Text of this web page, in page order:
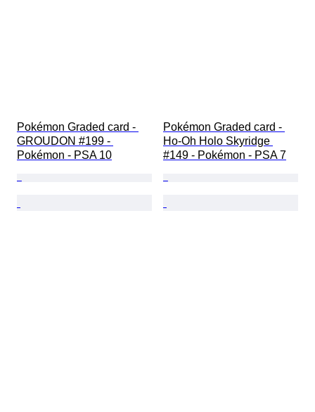
Pokémon Graded card -
GROUDON #199 -
Pokémon - PSA 10
Pokémon Graded card -
Ho-Oh Holo Skyridge
#149 - Pokémon - PSA 7